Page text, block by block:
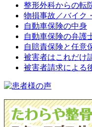
整形外科からの転
物損事故／バイク
自動車保険の中身
自動車保険の弁護
自賠責保険と任意
被害者はこれだけ
被害者請求による